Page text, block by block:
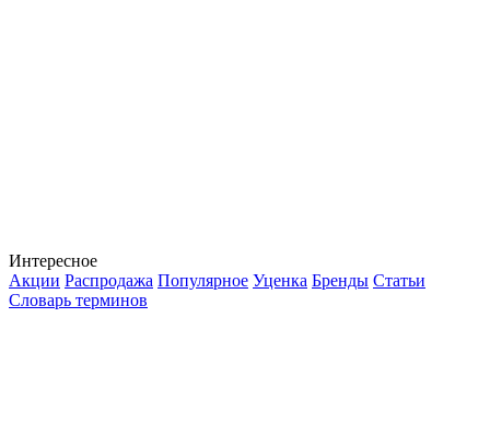
Интересное
Акции Распродажа Популярное Уценка Бренды Статьи
Словарь терминов